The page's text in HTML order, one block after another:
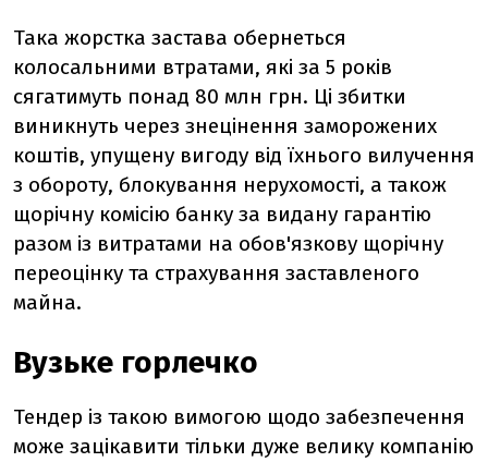
Така жорстка застава обернеться
колосальними втратами, які за 5 років
сягатимуть понад 80 млн грн. Ці збитки
виникнуть через знецінення заморожених
коштів, упущену вигоду від їхнього вилучення
з обороту, блокування нерухомості, а також
щорічну комісію банку за видану гарантію
разом із витратами на обов'язкову щорічну
переоцінку та страхування заставленого
майна.
Вузьке горлечко
Тендер із такою вимогою щодо забезпечення
може зацікавити тільки дуже велику компанію